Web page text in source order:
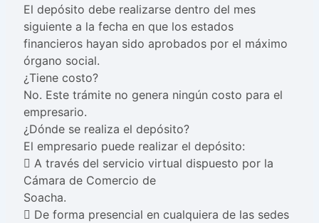
El depósito debe realizarse dentro del mes
siguiente a la fecha en que los estados
financieros hayan sido aprobados por el máximo
órgano social.
¿Tiene costo?
No. Este trámite no genera ningún costo para el
empresario.
¿Dónde se realiza el depósito?
El empresario puede realizar el depósito:
 A través del servicio virtual dispuesto por la
Cámara de Comercio de
Soacha.
 De forma presencial en cualquiera de las sedes